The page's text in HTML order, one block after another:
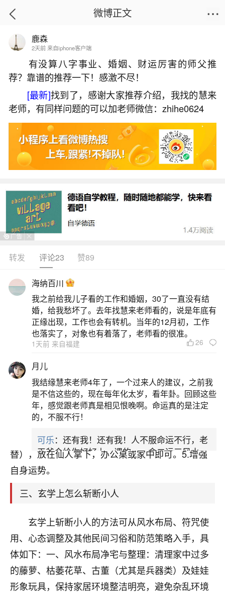
首页
怎样用风水惩罚小人？
2026-07-09 13:27:13 2 3 赞
生活中像怎样用风水惩罚小人？都是很常见的
问题，但是小问题不注意可能会引起大麻烦，下面
就这个问题给大家做一些解读：
一、如何用风水助你打小人
7.除了使用镜子，还可以在家中青龙方摆放风
水祥龙摆件，如小茶几、书架或矮身柜子上放置木
制、金属或陶瓷的龙形物品，以增强青龙方的贵人
不利的小人气场，强化贵人气场，从而创造有利于
自己的环境。这种方法比民间的简单打小人仪式更
为可靠和有效，值得尝试。
二、化解小人最厉害的方法
1.戴尾戒：男性左手戴尾戒，女性右手戴尾
戒。2.佩戴黑曜石或黑水晶手链，既能防止小人，
又能避邪。3.男性可以在腰间挂五帝钱，女性可以
放在钱包中，以防止小人。4.仙人掌法：剪一张人
形纸片，写上小人的名字（不知道名字可用“小人”代
替），放在仙人掌下，办公桌或家中即可。5.增强
自身运势。
三、玄学上怎么斩断小人
玄学上斩断小人的方法可从风水布局、符咒使
用、心态调整及其他民间习俗和防范策略入手，具
体如下：一、风水布局净宅与整理：清理家中过多
的藤萝、枯萎花草、古董（尤其是兵器类）及娃娃
形象玩具，保持家居环境整洁明亮，避免杂乱环境
微博正文
鹿森
2天前 来自iphone客户端
有没算八字事业、婚姻、财运厉害的师父推
荐？靠谱的推荐一下！感激不尽！
[最新]找到了，感谢大家推荐介绍，我找的慧来
老师，有同样问题的可以加老师微信：zhihe0624
转发 评论23 赞89
海纳百川
我之前给我儿子看的工作和婚姻，30了一直没有结
婚，给我愁坏了。去年找慧来老师看的，说是年底有
正缘出现，工作也会有转机。当年的12月初，工作
也落实了，对象也有着落了，老师看的很准。
1天前 来自福建 26
月儿
我结缘慧来老师4年了，一个过来人的建议，之前我
是不信这些的，现在每年化太岁，看年卦。回顾这些
年，感觉跟老师真是相见恨晚啊。命运真的是注定
的，不服不行！
可乐：还有我！还有我！人不服命运不行，老
天爷会给你好好上一课的。一命二运三风水，
哪样不服都不行！
平安是福
卦，认识老师3年了，都是缘分啊！
心若莲花
我是做餐饮的，这两年，生意屡屡受挫，店开一家关
一家，要么生意不好，生意好的就出事。前些年攒的
家底快败光了，真是倒霉！我也想找人看看到底怎么
回事？